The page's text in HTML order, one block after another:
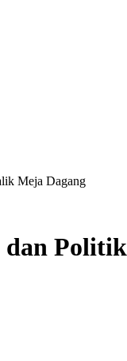
Meja Dagang
dan